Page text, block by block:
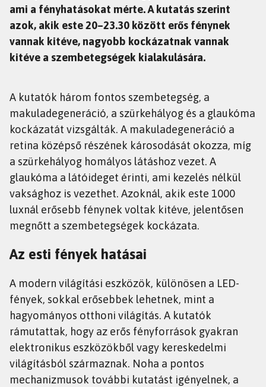
ami a fényhatásokat mérte. A kutatás szerint
azok, akik este 20–23.30 között erős fénynek
vannak kitéve, nagyobb kockázatnak vannak
kitéve a szembetegségek kialakulására.
A kutatók három fontos szembetegség, a
makuladegeneráció, a szürkehályog és a glaukóma
kockázatát vizsgálták. A makuladegeneráció a
retina középső részének károsodását okozza, míg
a szürkehályog homályos látáshoz vezet. A
glaukóma a látóideget érinti, ami kezelés nélkül
vaksághoz is vezethet. Azoknál, akik este 1000
luxnál erősebb fénynek voltak kitéve, jelentősen
megnőtt a szembetegségek kockázata.
Az esti fények hatásai
A modern világítási eszközök, különösen a LED-
fények, sokkal erősebbek lehetnek, mint a
hagyományos otthoni világítás. A kutatók
rámutattak, hogy az erős fényforrások gyakran
elektronikus eszközökből vagy kereskedelmi
világításból származnak. Noha a pontos
mechanizmusok további kutatást igényelnek, a